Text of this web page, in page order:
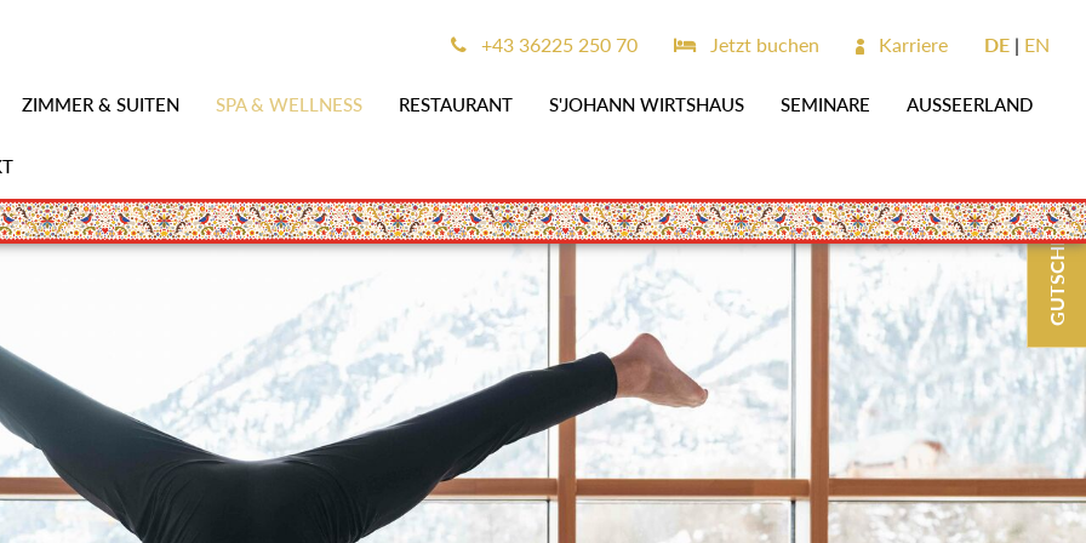
ZIMMER & SUITEN SPA & WELLNESS RESTAURANT S'JOHANN WIRTSHAUS SEMINARE AUSSEERLAND
+43 36225 250 70 Jetzt buchen Karriere DE EN
GUTSCHEINE